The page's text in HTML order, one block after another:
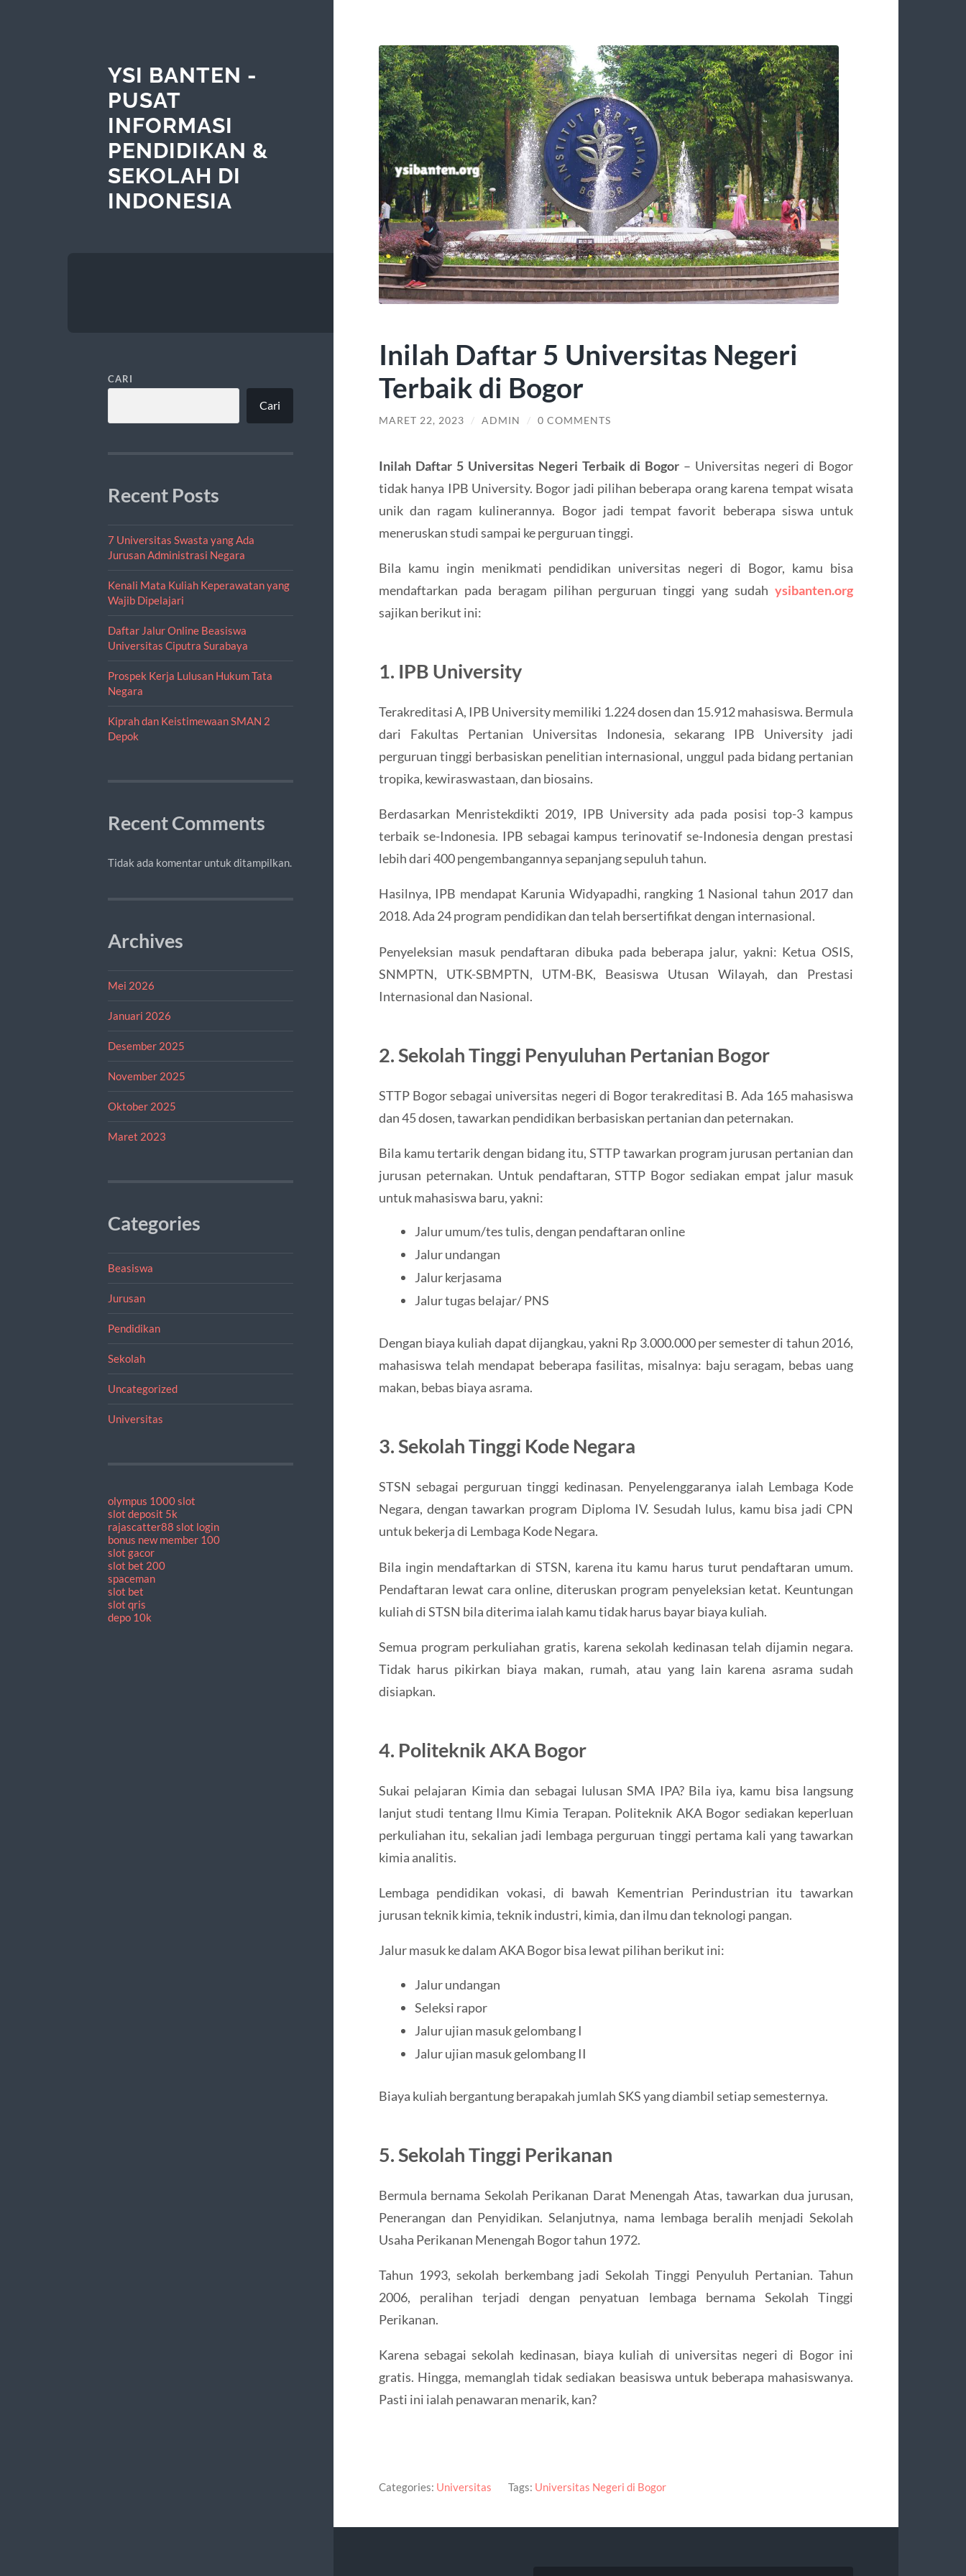
YSI BANTEN -
PUSAT
INFORMASI
PENDIDIKAN &
SEKOLAH DI
INDONESIA
CARI
Cari
Recent Posts
7 Universitas Swasta yang Ada
Jurusan Administrasi Negara
Kenali Mata Kuliah Keperawatan yang
Wajib Dipelajari
Daftar Jalur Online Beasiswa
Universitas Ciputra Surabaya
Prospek Kerja Lulusan Hukum Tata
Negara
Kiprah dan Keistimewaan SMAN 2
Depok
Recent Comments
Tidak ada komentar untuk ditampilkan.
Archives
Mei 2026
Januari 2026
Desember 2025
November 2025
Oktober 2025
Maret 2023
Categories
Beasiswa
Jurusan
Pendidikan
Sekolah
Uncategorized
Universitas
olympus 1000 slot
slot deposit 5k
rajascatter88 slot login
bonus new member 100
slot gacor
slot bet 200
spaceman
slot bet
slot qris
depo 10k
Inilah Daftar 5 Universitas Negeri
Terbaik di Bogor
MARET 22, 2023 / ADMIN / 0 COMMENTS
Inilah Daftar 5 Universitas Negeri Terbaik di Bogor– Universitas negeri di Bogor
tidak hanya IPB University. Bogor jadi pilihan beberapa orang karena tempat wisata
unik dan ragam kulinerannya. Bogor jadi tempat favorit beberapa siswa untuk
meneruskan studi sampai ke perguruan tinggi.
Bila kamu ingin menikmati pendidikan universitas negeri di Bogor, kamu bisa
mendaftarkan pada beragam pilihan perguruan tinggi yang sudahysibanten.org
sajikan berikut ini:
1. IPB University
Terakreditasi A, IPB University memiliki 1.224 dosen dan 15.912 mahasiswa. Bermula
dari Fakultas Pertanian Universitas Indonesia, sekarang IPB University jadi
perguruan tinggi berbasiskan penelitian internasional, unggul pada bidang pertanian
tropika, kewiraswastaan, dan biosains.
Berdasarkan Menristekdikti 2019, IPB University ada pada posisi top-3 kampus
terbaik se-Indonesia. IPB sebagai kampus terinovatif se-Indonesia dengan prestasi
lebih dari 400 pengembangannya sepanjang sepuluh tahun.
Hasilnya, IPB mendapat Karunia Widyapadhi, rangking 1 Nasional tahun 2017 dan
2018. Ada 24 program pendidikan dan telah bersertifikat dengan internasional.
Penyeleksian masuk pendaftaran dibuka pada beberapa jalur, yakni: Ketua OSIS,
SNMPTN, UTK-SBMPTN, UTM-BK, Beasiswa Utusan Wilayah, dan Prestasi
Internasional dan Nasional.
2. Sekolah Tinggi Penyuluhan Pertanian Bogor
STTP Bogor sebagai universitas negeri di Bogor terakreditasi B. Ada 165 mahasiswa
dan 45 dosen, tawarkan pendidikan berbasiskan pertanian dan peternakan.
Bila kamu tertarik dengan bidang itu, STTP tawarkan program jurusan pertanian dan
jurusan peternakan. Untuk pendaftaran, STTP Bogor sediakan empat jalur masuk
untuk mahasiswa baru, yakni:
Jalur umum/tes tulis, dengan pendaftaran online
Jalur undangan
Jalur kerjasama
Jalur tugas belajar/ PNS
Dengan biaya kuliah dapat dijangkau, yakni Rp 3.000.000 per semester di tahun 2016,
mahasiswa telah mendapat beberapa fasilitas, misalnya: baju seragam, bebas uang
makan, bebas biaya asrama.
3. Sekolah Tinggi Kode Negara
STSN sebagai perguruan tinggi kedinasan. Penyelenggaranya ialah Lembaga Kode
Negara, dengan tawarkan program Diploma IV. Sesudah lulus, kamu bisa jadi CPN
untuk bekerja di Lembaga Kode Negara.
Bila ingin mendaftarkan di STSN, karena itu kamu harus turut pendaftaran umum.
Pendaftaran lewat cara online, diteruskan program penyeleksian ketat. Keuntungan
kuliah di STSN bila diterima ialah kamu tidak harus bayar biaya kuliah.
Semua program perkuliahan gratis, karena sekolah kedinasan telah dijamin negara.
Tidak harus pikirkan biaya makan, rumah, atau yang lain karena asrama sudah
disiapkan.
4. Politeknik AKA Bogor
Sukai pelajaran Kimia dan sebagai lulusan SMA IPA? Bila iya, kamu bisa langsung
lanjut studi tentang Ilmu Kimia Terapan. Politeknik AKA Bogor sediakan keperluan
perkuliahan itu, sekalian jadi lembaga perguruan tinggi pertama kali yang tawarkan
kimia analitis.
Lembaga pendidikan vokasi, di bawah Kementrian Perindustrian itu tawarkan
jurusan teknik kimia, teknik industri, kimia, dan ilmu dan teknologi pangan.
Jalur masuk ke dalam AKA Bogor bisa lewat pilihan berikut ini:
Jalur undangan
Seleksi rapor
Jalur ujian masuk gelombang I
Jalur ujian masuk gelombang II
Biaya kuliah bergantung berapakah jumlah SKS yang diambil setiap semesternya.
5. Sekolah Tinggi Perikanan
Bermula bernama Sekolah Perikanan Darat Menengah Atas, tawarkan dua jurusan,
Penerangan dan Penyidikan. Selanjutnya, nama lembaga beralih menjadi Sekolah
Usaha Perikanan Menengah Bogor tahun 1972.
Tahun 1993, sekolah berkembang jadi Sekolah Tinggi Penyuluh Pertanian. Tahun
2006, peralihan terjadi dengan penyatuan lembaga bernama Sekolah Tinggi
Perikanan.
Karena sebagai sekolah kedinasan, biaya kuliah di universitas negeri di Bogor ini
gratis. Hingga, memanglah tidak sediakan beasiswa untuk beberapa mahasiswanya.
Pasti ini ialah penawaran menarik, kan?
Categories: Universitas Tags: Universitas Negeri di Bogor